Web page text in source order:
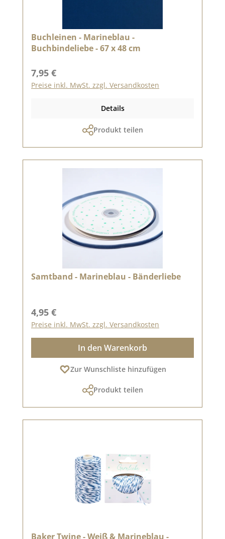
Buchleinen - Marineblau -
Buchbindeliebe - 67 x 48 cm
Regulärer Preis:
7,95 €
Preise inkl. MwSt. zzgl. Versandkosten
Details
Produkt teilen
Samtband - Marineblau - Bänderliebe
Regulärer Preis:
4,95 €
Preise inkl. MwSt. zzgl. Versandkosten
In den Warenkorb
Zur Wunschliste hinzufügen
Produkt teilen
Baker Twine - Weiß & Marineblau -